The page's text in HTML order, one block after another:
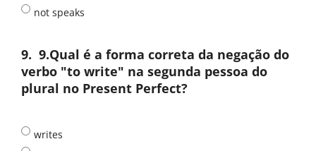
not speaks
9. 9.Qual é a forma correta da negação do
verbo "to write" na segunda pessoa do
plural no Present Perfect?
writes